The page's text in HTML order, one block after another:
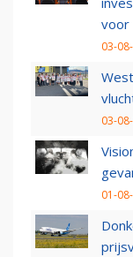
voor
03-
03-
01-